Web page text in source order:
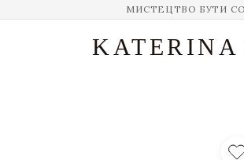
МИСТЕЦТВО БУТИ
KATERINA